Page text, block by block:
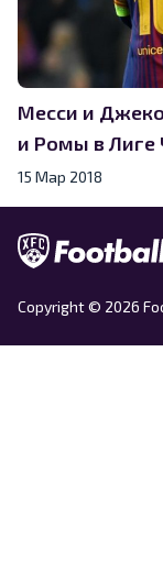
Месси и
и Ромы в Лиге
15 Мар 2018
Copyright © 2026